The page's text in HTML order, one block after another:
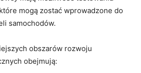
mogą zostać wprowadzone do
samochodów.
obszarów rozwoju
obejmują: